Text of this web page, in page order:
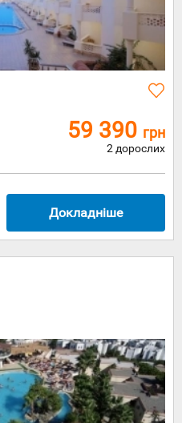
59 390 грн
2 дорослих
Докладніше